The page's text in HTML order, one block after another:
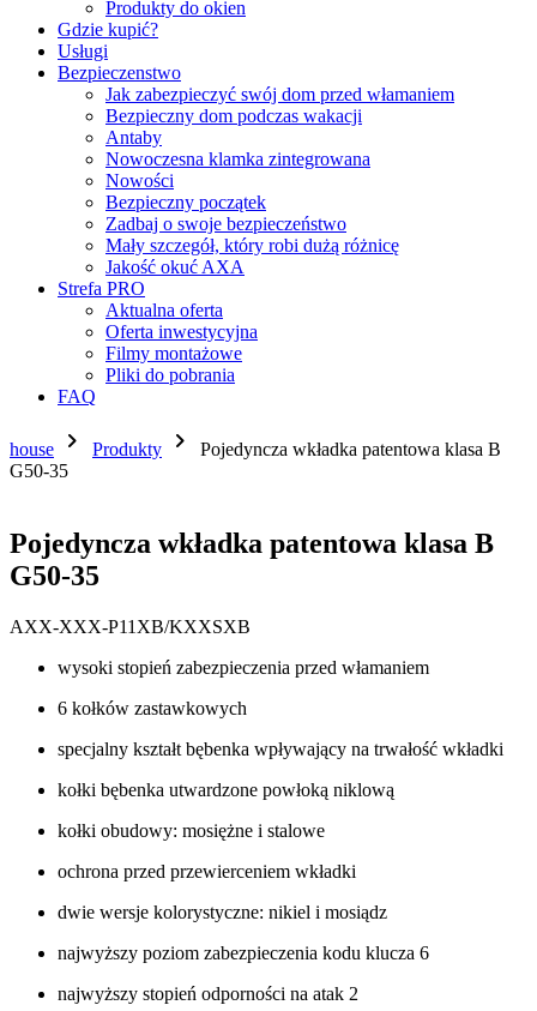
Produkty do okien
Gdzie kupić?
Usługi
Bezpieczenstwo
Jak zabezpieczyć swój dom przed włamaniem
Bezpieczny dom podczas wakacji
Antaby
Nowoczesna klamka zintegrowana
Nowości
Bezpieczny początek
Zadbaj o swoje bezpieczeństwo
Mały szczegół, który robi dużą różnicę
Jakość okuć AXA
Strefa PRO
Aktualna oferta
Oferta inwestycyjna
Filmy montażowe
Pliki do pobrania
FAQ
house chevron_right Produkty chevron_right
Pojedyncza wkładka patentowa klasa B
G50-35
Pojedyncza wkładka patentowa klasa B
G50-35
AXX-XXX-P11XB/KXXSXB
wysoki stopień zabezpieczenia przed włamaniem
6 kołków zastawkowych
specjalny kształt bębenka wpływający na trwałość wkładki
kołki bębenka utwardzone powłoką niklową
kołki obudowy: mosiężne i stalowe
ochrona przed przewierceniem wkładki
dwie wersje kolorystyczne: nikiel i mosiądz
najwyższy poziom zabezpieczenia kodu klucza 6
najwyższy stopień odporności na atak 2